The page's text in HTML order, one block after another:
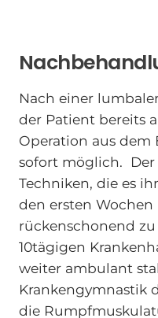
Nach einer
der Patient bereits
Operation aus dem
sofort möglich.
Techniken, die es
den ersten
rückenschonend
10tägigen
weiter ambulant
Krankengymnastik
die